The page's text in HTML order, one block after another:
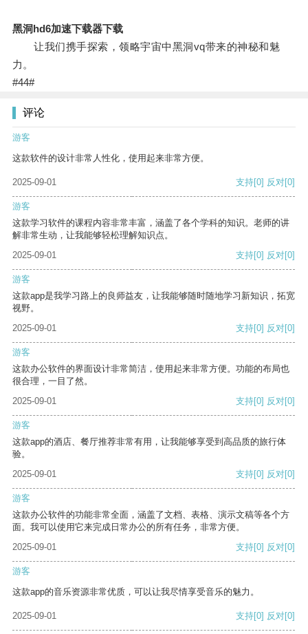
黑洞hd6加速下载器下载
让我们携手探索，领略宇宙中黑洞vq带来的神秘和魅
力。
#44#
评论
游客
这款软件的设计非常人性化，使用起来非常方便。
2025-09-01 支持[0] 反对[0]
游客
这款学习软件的课程内容非常丰富，涵盖了各个学科的知识。老师的讲
解非常生动，让我能够轻松理解知识点。
2025-09-01
支持[0] 反对[0]
游客
这款app是我学习路上的良师益友，让我能够随时随地学习新知识，拓宽
视野。
2025-09-01
支持[0] 反对[0]
游客
这款办公软件的界面设计非常简洁，使用起来非常方便。功能的布局也
很合理，一目了然。
2025-09-01
支持[0] 反对[0]
游客
这款app的酒店、餐厅推荐非常有用，让我能够享受到高品质的旅行体
验。
2025-09-01
支持[0] 反对[0]
游客
这款办公软件的功能非常全面，涵盖了文档、表格、演示文稿等各个方
面。我可以使用它来完成日常办公的所有任务，非常方便。
2025-09-01
支持[0] 反对[0]
游客
这款app的音乐资源非常优质，可以让我尽情享受音乐的魅力。
2025-09-01 支持[0] 反对[0]